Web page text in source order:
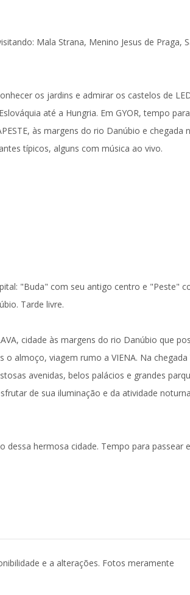
Mala Strana, Menino Jesus de Praga,
os jardins e admirar os castelos de
até a Hungria. Em GYOR, tempo para
, às margens do rio Danúbio e chegada
típicos, alguns com música ao vivo.
"Buda" com seu antigo centro e "Peste"
Tarde livre.
, cidade às margens do rio Danúbio que
o almoço, viagem rumo a VIENA. Na chegada
avenidas, belos palácios e grandes
de sua iluminação e da atividade
dessa hermosa cidade. Tempo para passear e
e a alterações. Fotos meramente